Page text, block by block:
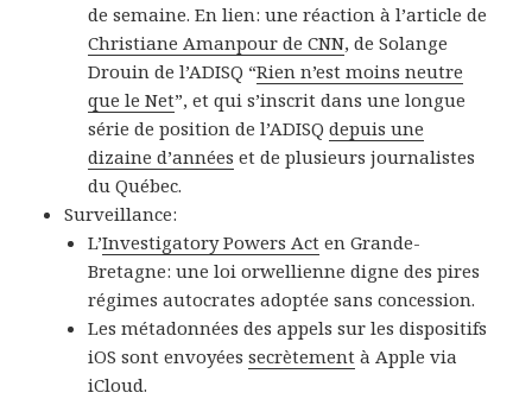
de semaine. En lien: une réaction à l’article de
Christiane Amanpour de CNN, de Solange
Drouin de l’ADISQ “Rien n’est moins neutre
que le Net”, et qui s’inscrit dans une longue
série de position de l’ADISQdepuis une
dizaine d’années et de plusieurs journalistes
du Québec.
Surveillance:
L’Investigatory Powers Act en Grande-
Bretagne: une loi orwellienne digne des pires
régimes autocrates adoptée sans concession.
Les métadonnées des appels sur les dispositifs
iOS sont envoyéessecrètement à Apple via
iCloud.